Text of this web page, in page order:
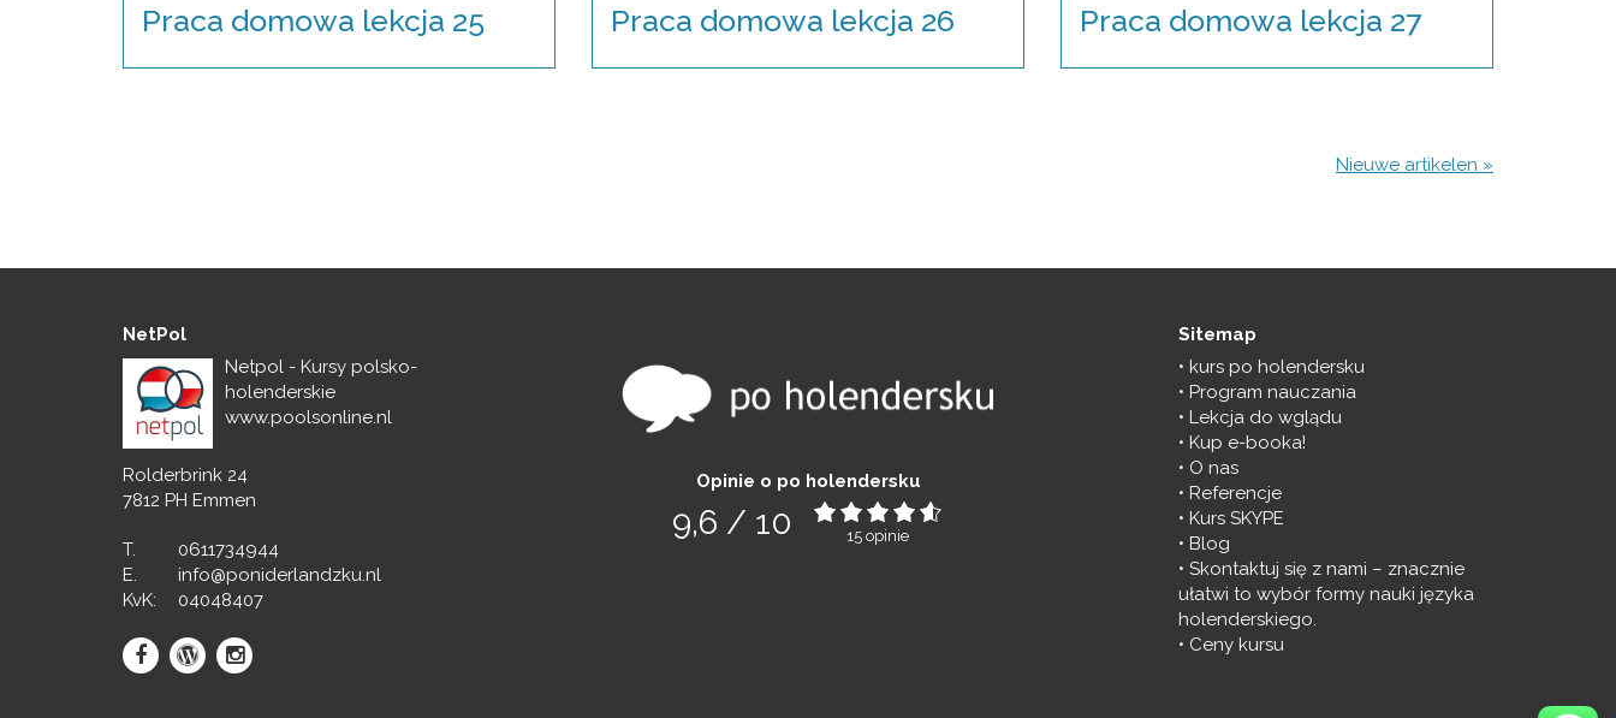
Praca domowa lekcja 25 Praca domowa lekcja 26 Praca domowa lekcja 27
Nieuwe artikelen »
NetPol
Netpol - Kursy polsko-
holenderskie
www.poolsonline.nl
Rolderbrink 24
7812 PH Emmen
T.
0611734944
E.
info@poniderlandzku.nl
KvK:
04048407
Opinie o po holendersku
9,6 / 10 15 opinie
Sitemap
kurs po holendersku
Program nauczania
Lekcja do wglądu
Kup e-booka!
O nas
Referencje
Kurs SKYPE
Blog
Skontaktuj się z nami – znacznie
ułatwi to wybór formy nauki języka
holenderskiego.
Ceny kursu